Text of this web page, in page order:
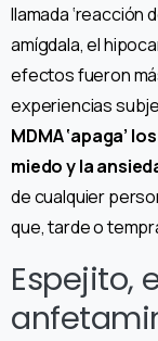
llamada ‘reacción
amígdala, el
efectos fueron
experiencias
MDMA ‘apaga’
miedo y la
de cualquier
que, tarde o
Espejito,